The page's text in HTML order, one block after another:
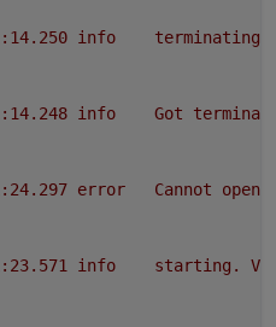
info terminating
info Got
error Cannot open
info starting.